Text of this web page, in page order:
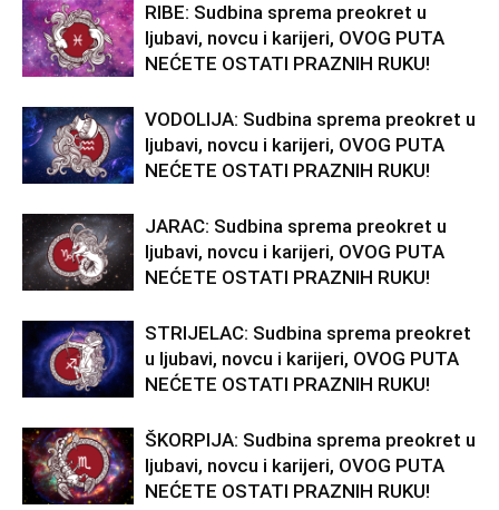
RIBE: Sudbina sprema preokret u
ljubavi, novcu i karijeri, OVOG PUTA
NEĆETE OSTATI PRAZNIH RUKU!
VODOLIJA: Sudbina sprema preokret u
ljubavi, novcu i karijeri, OVOG PUTA
NEĆETE OSTATI PRAZNIH RUKU!
JARAC: Sudbina sprema preokret u
ljubavi, novcu i karijeri, OVOG PUTA
NEĆETE OSTATI PRAZNIH RUKU!
STRIJELAC: Sudbina sprema preokret
u ljubavi, novcu i karijeri, OVOG PUTA
NEĆETE OSTATI PRAZNIH RUKU!
ŠKORPIJA: Sudbina sprema preokret u
ljubavi, novcu i karijeri, OVOG PUTA
NEĆETE OSTATI PRAZNIH RUKU!